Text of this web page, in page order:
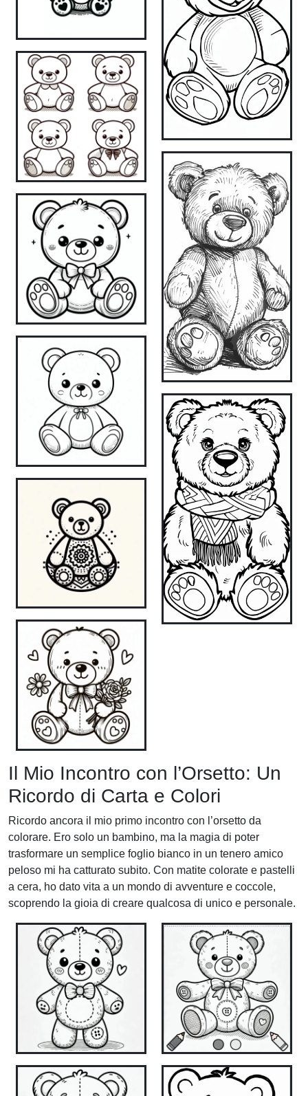
Il Mio Incontro con l’Orsetto: Un
Ricordo di Carta e Colori
Ricordo ancora il mio primo incontro con l’orsetto da
colorare. Ero solo un bambino, ma la magia di poter
trasformare un semplice foglio bianco in un tenero amico
peloso mi ha catturato subito. Con matite colorate e pastelli
a cera, ho dato vita a un mondo di avventure e coccole,
scoprendo la gioia di creare qualcosa di unico e personale.